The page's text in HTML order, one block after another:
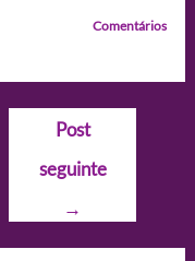
Comentários
Post
seguinte
→